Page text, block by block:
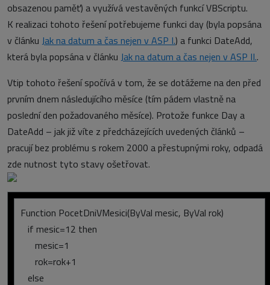
obsazenou paměť) a využívá vestavěných funkcí VBScriptu.
K realizaci tohoto řešení potřebujeme funkci day (byla popsána
v článku Jak na datum a čas nejen v ASP I.) a funkci DateAdd,
která byla popsána v článku Jak na datum a čas nejen v ASP II..
Vtip tohoto řešení spočívá v tom, že se dotážeme na den před
prvním dnem následujícího měsíce (tím pádem vlastně na
poslední den požadovaného měsíce). Protože funkce Day a
DateAdd – jak již víte z předcházejících uvedených článků –
pracují bez problému s rokem 2000 a přestupnými roky, odpadá
zde nutnost tyto stavy ošetřovat.
Function PocetDniVMesici(ByVal mesic, ByVal rok)
if mesic=12 then
mesic=1
rok=rok+1
else